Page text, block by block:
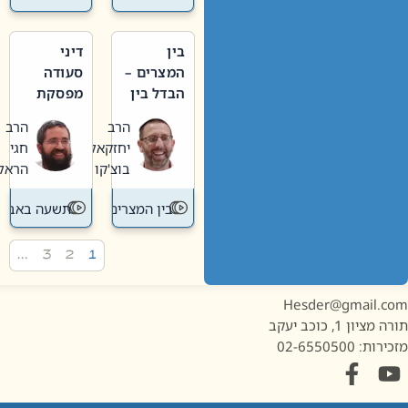
בין
המצרים –
הבדל בין
חדשה
לישנה
הרב
יחזקאל
בוצ'קו
בין המצרים
דיני
סעודה
מפסקת
תשעה
באב
הרב
חגי
הראל
תשעה באב
1, כוכב יעקב
02-6550500